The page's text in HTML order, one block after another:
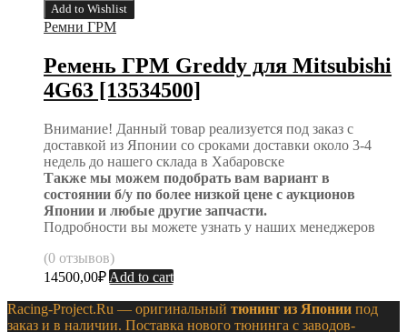
Add to Wishlist
Ремни ГРМ
Ремень ГРМ Greddy для Mitsubishi
4G63 [13534500]
Внимание! Данный товар реализуется под заказ с
доставкой из Японии со сроками доставки около 3-4
недель до нашего склада в Хабаровске
Также мы можем подобрать вам вариант в
состоянии б/у по более низкой цене с аукционов
Японии и любые другие запчасти.
Подробности вы можете узнать у наших менеджеров
(0 отзывов)
14500,00₽ Add to cart
Racing-Project.Ru — оригинальный тюнинг из Японии под
заказ и в наличии. Поставка нового тюнинга с заводов-